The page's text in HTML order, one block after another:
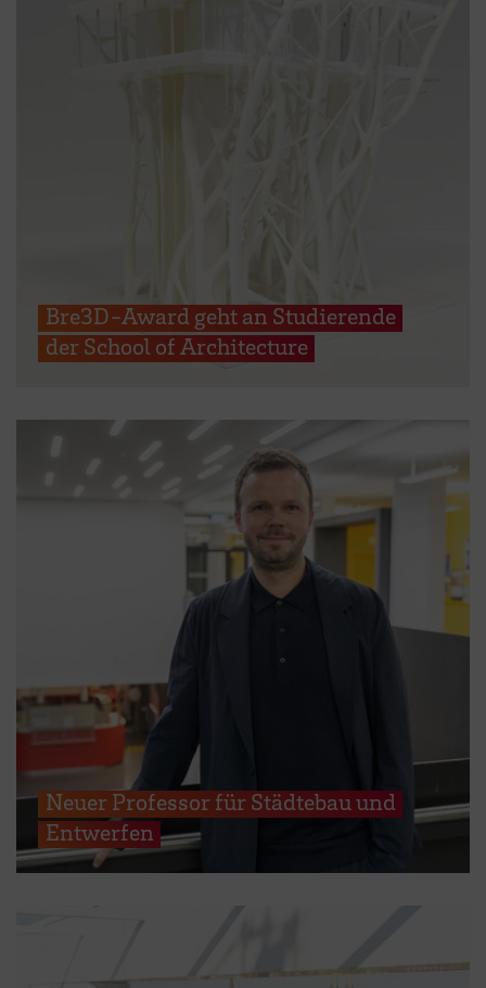
Bre3D-Award geht an Studierende
der School of Architecture
Neuer Professor für Städtebau und
Entwerfen